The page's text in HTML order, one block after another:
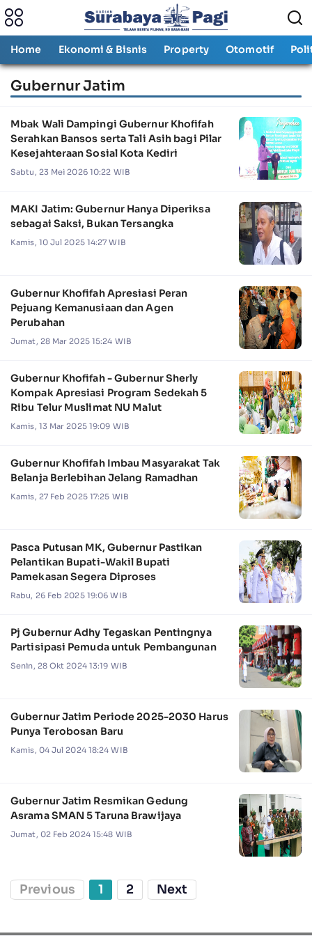
Home Ekonomi & Bisnis Property Otomotif
Gubernur Jatim
Mbak Wali Dampingi Gubernur Khofifah
Serahkan Bansos serta Tali Asih bagi Pilar
Kesejahteraan Sosial Kota Kediri
Sabtu, 23 Mei 2026 10:22 WIB
MAKI Jatim: Gubernur Hanya Diperiksa
sebagai Saksi, Bukan Tersangka
Kamis, 10 Jul 2025 14:27 WIB
Gubernur Khofifah Apresiasi Peran
Pejuang Kemanusiaan dan Agen
Perubahan
Jumat, 28 Mar 2025 15:24 WIB
Gubernur Khofifah - Gubernur Sherly
Kompak Apresiasi Program Sedekah 5
Ribu Telur Muslimat NU Malut
Kamis, 13 Mar 2025 19:09 WIB
Gubernur Khofifah Imbau Masyarakat Tak
Belanja Berlebihan Jelang Ramadhan
Kamis, 27 Feb 2025 17:25 WIB
Pasca Putusan MK, Gubernur Pastikan
Pelantikan Bupati-Wakil Bupati
Pamekasan Segera Diproses
Rabu, 26 Feb 2025 19:06 WIB
Pj Gubernur Adhy Tegaskan Pentingnya
Partisipasi Pemuda untuk Pembangunan
Senin, 28 Okt 2024 13:19 WIB
Gubernur Jatim Periode 2025-2030 Harus
Punya Terobosan Baru
Kamis, 04 Jul 2024 18:24 WIB
Gubernur Jatim Resmikan Gedung
Asrama SMAN 5 Taruna Brawijaya
Jumat, 02 Feb 2024 15:48 WIB
Previous 1 2 Next